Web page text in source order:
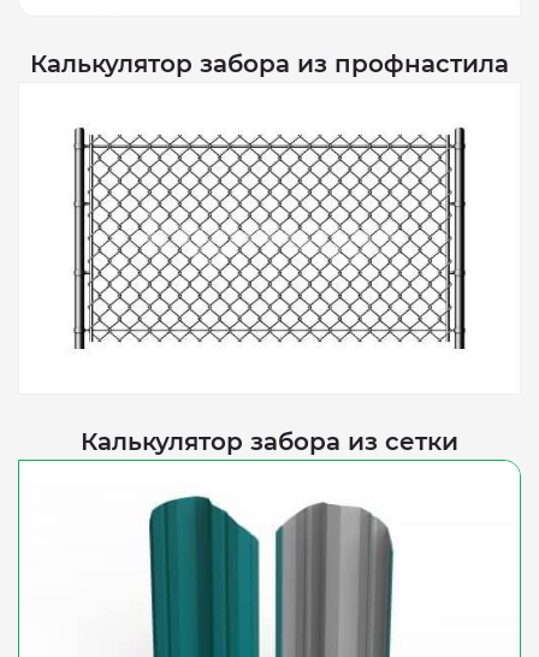
Калькулятор забора из профнастила
Калькулятор забора из сетки